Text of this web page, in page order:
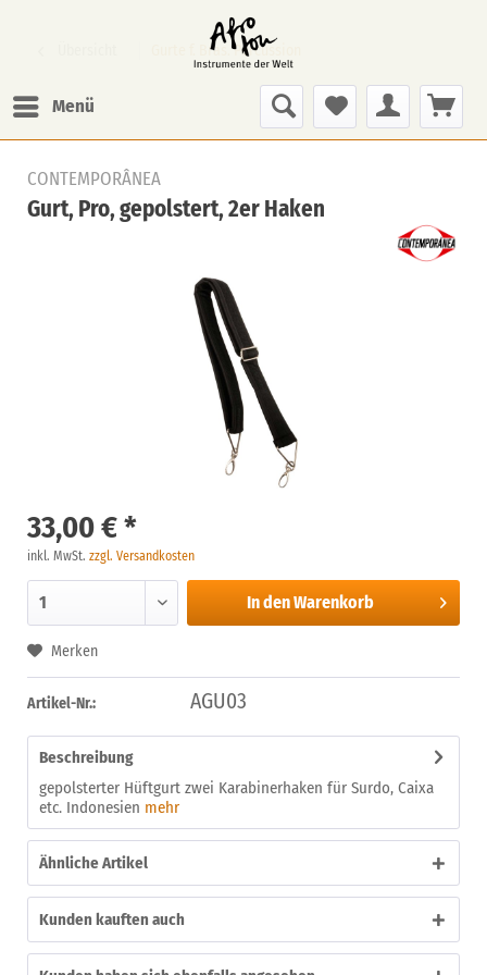
Menü
Gurte f. Bras. Percussion
CONTEMPORÂNEA
Gurt, Pro, gepolstert, 2er Haken
33,00 € *
inkl. MwSt. zzgl. Versandkosten
In denWarenkorb
Merken
Artikel-Nr.: AGU03
Beschreibung
gepolsterter Hüftgurt zwei Karabinerhaken für Surdo, Caixa
etc. Indonesien mehr
Ähnliche Artikel
Kunden kauften auch